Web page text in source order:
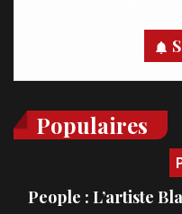
Populaires
People : L’artiste